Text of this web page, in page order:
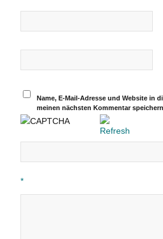
Name, E-Mail-Adresse und Website in
meinen nächsten Kommentar
*